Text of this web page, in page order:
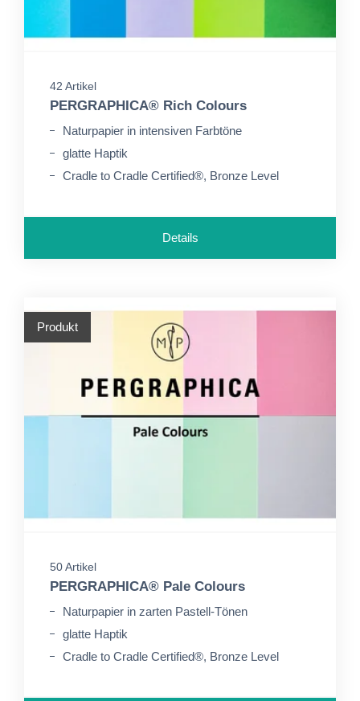
42 Artikel
PERGRAPHICA® Rich Colours
Naturpapier in intensiven Farbtöne
glatte Haptik
Cradle to Cradle Certified®, Bronze Level
Details
Produkt
50 Artikel
PERGRAPHICA® Pale Colours
Naturpapier in zarten Pastell-Tönen
glatte Haptik
Cradle to Cradle Certified®, Bronze Level